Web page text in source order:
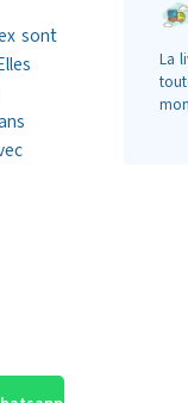
sont
La